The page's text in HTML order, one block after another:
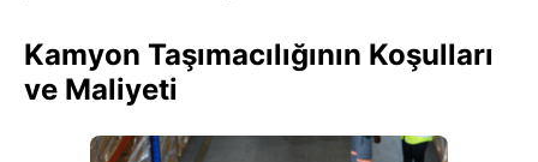
Kamyon Taşımacılığının Koşulları
ve Maliyeti